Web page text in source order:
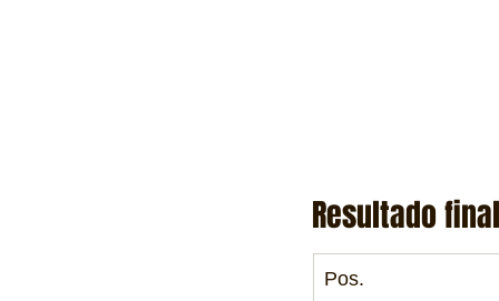
Resultado
Pos.